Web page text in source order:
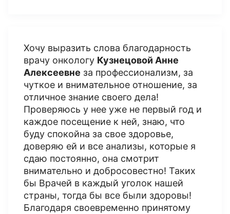
Хочу выразить слова благодарность
врачу онкологу Кузнецовой Анне
Алексеевне за профессионализм, за
чуткое и внимательное отношение, за
отличное знание своего дела!
Проверяюсь у нее уже не первый год и
каждое посещение к ней, знаю, что
буду спокойна за свое здоровье,
доверяю ей и все анализы, которые я
сдаю постоянно, она смотрит
внимательно и добросовестно! Таких
бы Врачей в каждый уголок нашей
страны, тогда бы все были здоровы!
Благодаря своевременно принятому